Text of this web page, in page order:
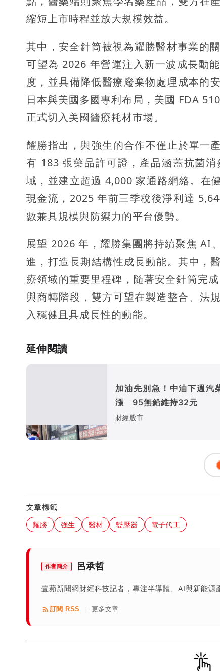
縮短上市時程並放大規模效益。
其中，安全針筒被視為耀勝醫材事業的
可望為 2026 年營運注入新一波成長動
度，並具備降低醫療廢棄物處理成本的
日本與美國多國專利布局，美國 FDA
正式切入美國醫療耗材市場。
耀勝指出，與強生的合作不僅止於單一
有 183 張藥品許可證，產品涵蓋抗菌
域，並建立超過 4,000 家通路網絡。在
現金流，2025 年前三季稅後淨利達
數兼具規模與防禦力的平台優勢。
展望 2026 年，耀勝集團將持續聚焦 AI
進，打造長期結構性成長動能。其中，
療領域的重要里程碑，隨著安全針筒完
與商轉階段，雙方可望在製造整合、法
入穩健且具成長性的動能。
延伸閱讀
加油先別急！中油下週汽
漲 95無鉛維持32元
財經股市
文章標籤
耀勝 強生 醫材 變壓器 電子代工
作者簡介 呂承哲
壹蘋新聞網財經科技記者，專注半導體、AI與新能源
訂閱 RSS 更多文章